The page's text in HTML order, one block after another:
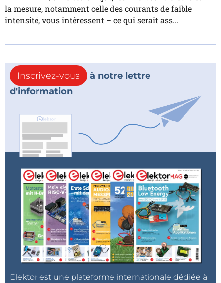
la mesure, notamment celle des courants de faible
intensité, vous intéressent – ce qui serait ass...
Inscrivez-vous
à notre lettre
d'information
Elektor est une plateforme internationale dédiée à